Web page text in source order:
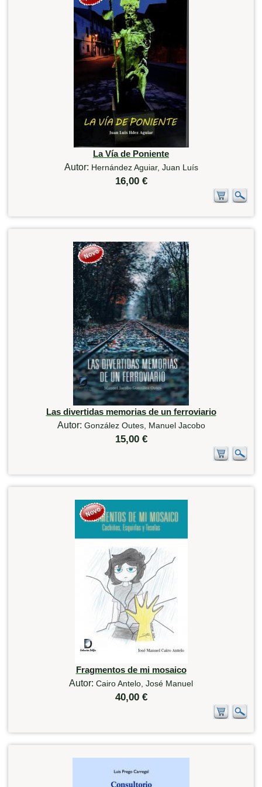
La Vía de Poniente
Autor: Hernández Aguiar, Juan Luís
16,00 €
Las divertidas memorias de un ferroviario
Autor: González Outes, Manuel Jacobo
15,00 €
Fragmentos de mi mosaico
Autor: Cairo Antelo, José Manuel
40,00 €